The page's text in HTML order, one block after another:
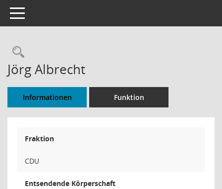
Toggle navigation
Rechercheauswahl
Jörg Albrecht
Informationen Funktion
Fraktion
CDU
Entsendende Körperschaft